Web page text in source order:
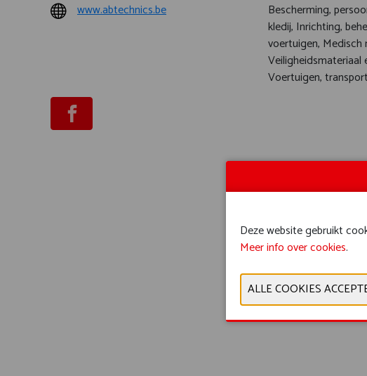
www.abtechnics.be
Bescherming,
kledij, Inrichting,
voertuigen, Medisch
Veiligheidsmateriaal
Voertuigen,
Deze website gebruikt
Meer info over cookies.